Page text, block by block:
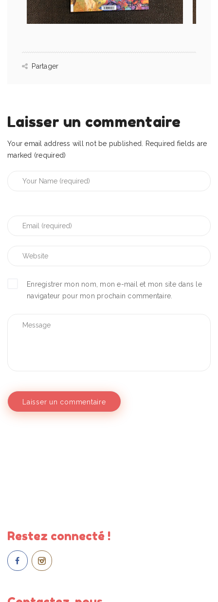
Partager
Laisser un commentaire
Your email address will not be published.
Required fields are
marked (required)
Enregistrer mon nom, mon e-mail et mon site dans le
navigateur pour mon prochain commentaire.
Restez connecté !